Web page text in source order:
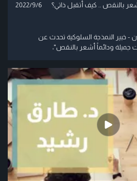
بالنقص .. كيف أتقبل ذاتي؟ 2022/9/6
- خبير النمذجة السلوكية تحدث عن
جميلة ودائماً أشعر بالنقص"،